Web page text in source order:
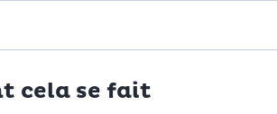
cela se fait